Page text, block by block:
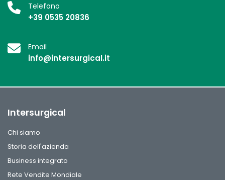
Telefono
+39 0535 20836
Email
info@intersurgical.it
Intersurgical
Chi siamo
Storia dell'azienda
Business integrato
Rete Vendite Mondiale